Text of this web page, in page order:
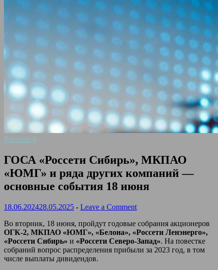
Россети-h
ГОСА «Россети Сибирь», МКПАО
«ЮМГ» и ряда других компаний —
основные события 18 июня
18.06.202428.05.2025 - Leave a Comment
Во вторник, 18 июня, пройдут годовые собрания акционеров
ОГК-2, МКПАО «ЮМГ», «Белона», «Россети Ленэнерго»,
«Россети Сибирь» и «Россети Северо-Запад». На повестке
собраний вопрос распределения прибыли за 2023 год, в том
числе выплаты дивидендов.